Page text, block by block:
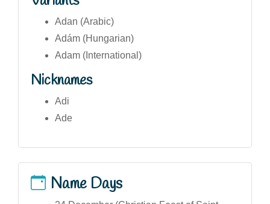
Adan (Arabic)
Adám (Hungarian)
Adam (International)
Nicknames
Adi
Ade
Name Days